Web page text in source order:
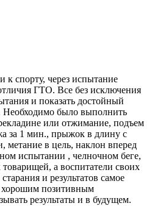
к спорту, через испытание
ГТО. Все без исключения
и показать достойный
Необходимо было выполнить
или отжимание, подъем
за 1 мин., прыжок в длину с
метание в цель, наклон вперед
испытании , челночном беге,
а воспитатели своих
и результатов самое
хорошим позитивным
результаты и в будущем.